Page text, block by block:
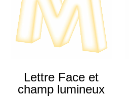
Lettre Face et
champ lumineux